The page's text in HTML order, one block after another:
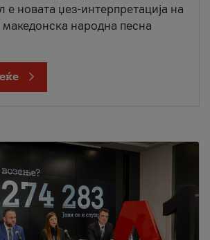
е новата џез-интерпретација на
македонска народна песна